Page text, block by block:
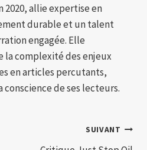
2020, allie expertise en
durable et un talent
engagée. Elle
la complexité des enjeux
en articles percutants,
de ses lecteurs.
SUIVANT